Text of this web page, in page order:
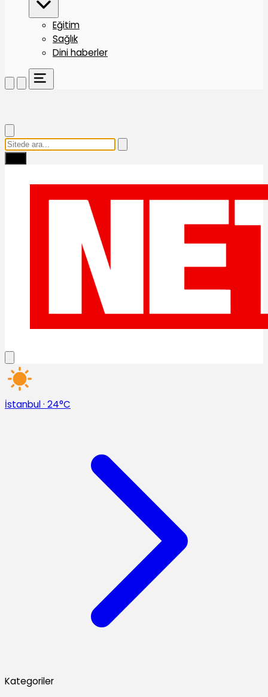
Eğitim
Sağlık
Dini haberler
İstanbul· 24°C
Kategoriler